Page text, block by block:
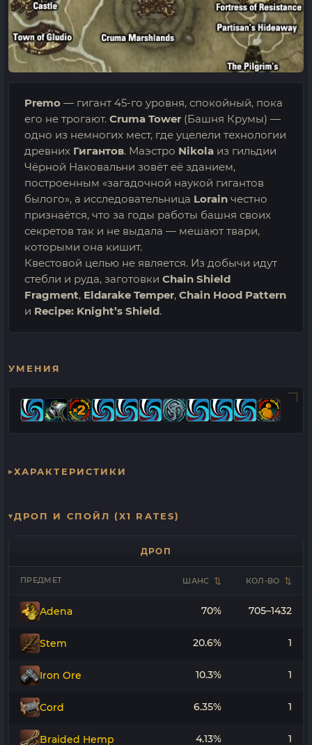
Premo — гигант 45-го уровня, спокойный, пока
его не трогают. Cruma Tower (Башня Крумы) —
одно из немногих мест, где уцелели технологии
древних Гигантов. Маэстро Nikola из гильдии
Чёрной Наковальни зовёт её зданием,
построенным «загадочной наукой гигантов
былого», а исследовательница Lorain честно
признаётся, что за годы работы башня своих
секретов так и не выдала — мешают твари,
которыми она кишит.
Квестовой целью не является. Из добычи идут
стебли и руда, заготовки Chain Shield
Fragment, Eldarake Temper, Chain Hood Pattern
и Recipe: Knight’s Shield.
УМЕНИЯ
ХАРАКТЕРИСТИКИ
ДРОП И СПОЙЛ (X1 RATES)
ДРОП
ПРЕДМЕТ ШАНС КОЛ-ВО
Adena 70% 705–1432
Stem 20.6% 1
Iron Ore 10.3% 1
Cord 6.35% 1
Braided Hemp 4.13% 1